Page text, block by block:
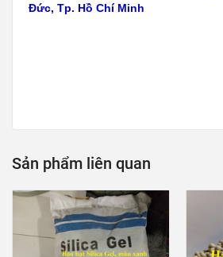
Đức, Tp. Hồ Chí Minh
Sản phẩm liên quan